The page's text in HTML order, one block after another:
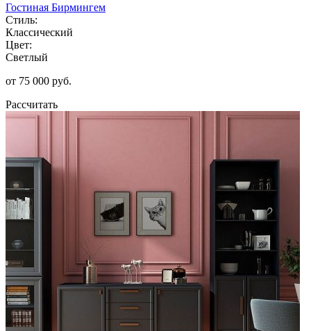
Гостиная Бирмингем
Стиль:
Классический
Цвет:
Светлый
от 75 000 руб.
Рассчитать